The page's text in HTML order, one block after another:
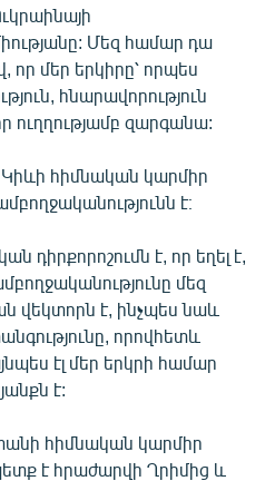
Մեզ համար դա
որ մեր երկիրը՝ որպես
հնարավորություն
ուղղությամբ զարգանա:
Կիևի հիմնական կարմիր
է։
դիրքորոշումն է, որ եղել է,
մեզ
վեկտորն է, ինչպես նաև
որովհետև
էլ մեր երկրի համար
է:
հիմնական կարմիր
է հրաժարվի Ղրիմից և